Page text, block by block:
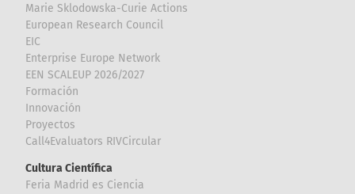
Marie Sklodowska-Curie Actions
European Research Council
EIC
Enterprise Europe Network
EEN SCALEUP 2026/2027
Formación
Innovación
Proyectos
Call4Evaluators RIVCircular
Cultura Científica
Feria Madrid es Ciencia